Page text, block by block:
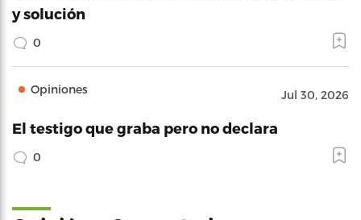
y solución
0
Opiniones Jul 30, 2026
El testigo que graba pero no declara
0